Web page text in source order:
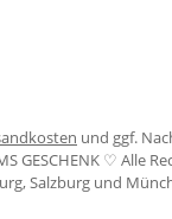
und ggf.
GESCHENK ♡ Alle
Salzburg und